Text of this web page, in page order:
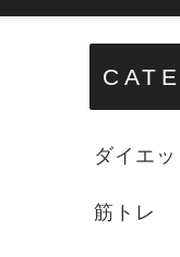
ダイエッ
筋トレ